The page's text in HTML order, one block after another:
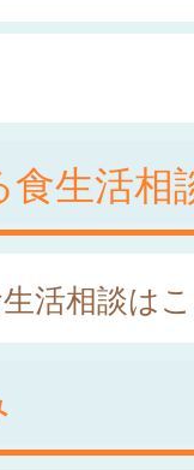
生活相
活相談は